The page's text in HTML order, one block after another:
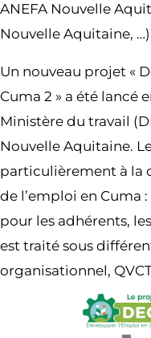
ANEFA Nouvelle
Nouvelle Aquitaine,
Un nouveau projet «
Cuma 2 » a été lancé
Ministère du travail
Nouvelle Aquitaine.
particulièrement à la
de l’emploi en Cuma
pour les adhérents,
est traité sous
organisationnel,